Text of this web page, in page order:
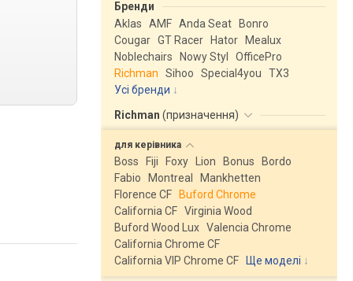
Бренди
Aklas
AMF Anda Seat
Bonro
Cougar GT Racer Hator
Mealux
Noblechairs
Nowy Styl
OfficePro
Richman
Sihoo Special4you
ТX3
Усі бренди
Richman (призначення)
для керівника
Boss Fiji Foxy Lion Bonus
Bordo
Fabio
Montreal
Mankhetten
Florence CF
Buford Chrome
California CF Virginia Wood
Buford Wood Lux Valencia Chrome
California Chrome CF
California VIP Chrome CF
Ще моделі ↓